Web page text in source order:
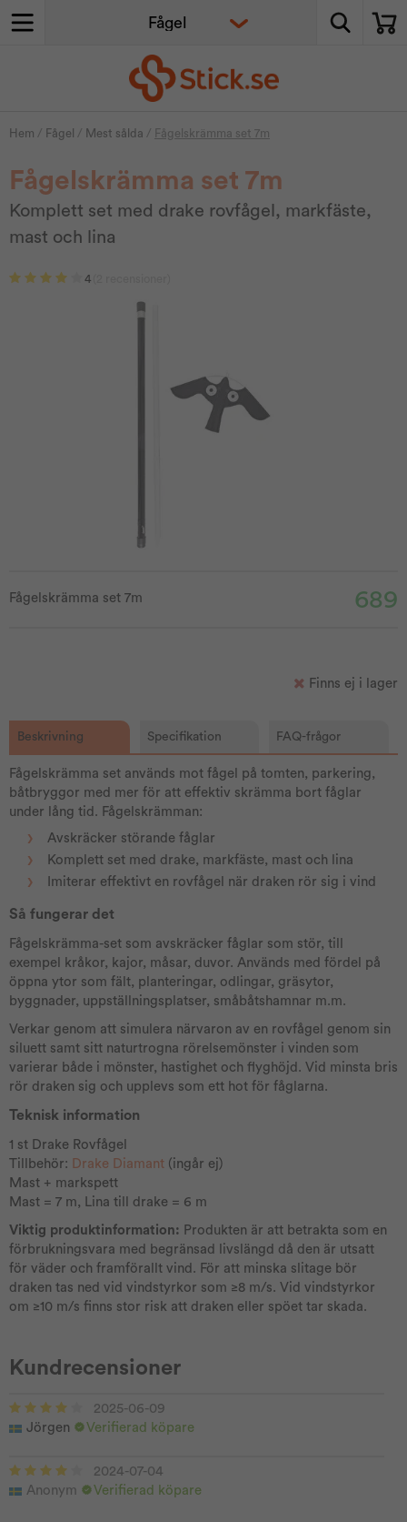
Hem / Fågel / Mest sålda / Fågelskrämma set 7m
Fågelskrämma set 7m
Komplett set med drake rovfågel, markfäste,
mast och lina
4
Fågelskrämma set 7m 689
Finns ej i lager
Beskrivning Specifikation FAQ-frågor
Fågelskrämma set används mot fågel på tomten, parkering,
båtbryggor med mer för att effektiv skrämma bort fåglar
under lång tid. Fågelskrämman:
Avskräcker störande fåglar
Komplett set med drake, markfäste, mast och lina
Imiterar effektivt en rovfågel när draken rör sig i vind
Så fungerar det
Fågelskrämma-set som avskräcker fåglar som stör, till
exempel kråkor, kajor, måsar, duvor. Används med fördel på
öppna ytor som fält, planteringar, odlingar, gräsytor,
byggnader, uppställningsplatser, småbåtshamnar m.m.
Verkar genom att simulera närvaron av en rovfågel genom sin
siluett samt sitt naturtrogna rörelsemönster i vinden som
varierar både i mönster, hastighet och flyghöjd. Vid minsta bris
rör draken sig och upplevs som ett hot för fåglarna.
Teknisk information
1 st Drake Rovfågel
Tillbehör: Drake Diamant (ingår ej)
Mast + markspett
Mast = 7 m, Lina till drake = 6 m
Viktig produktinformation: Produkten är att betrakta som en
förbrukningsvara med begränsad livslängd då den är utsatt
för väder och framförallt vind. För att minska slitage bör
draken tas ned vid vindstyrkor som ≥8 m/s. Vid vindstyrkor
om ≥10 m/s finns stor risk att draken eller spöet tar skada.
Kundrecensioner
2025-06-09
Jörgen
Verifierad köpare
2024-07-04
Anonym
Verifierad köpare